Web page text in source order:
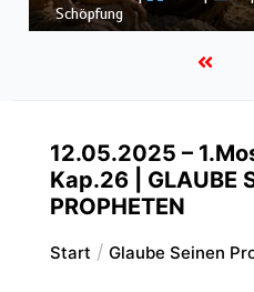
Schöpfung
12.05.2025 –
Kap.26 | GLAUBE
PROPHETEN
Start Glaube Seinen